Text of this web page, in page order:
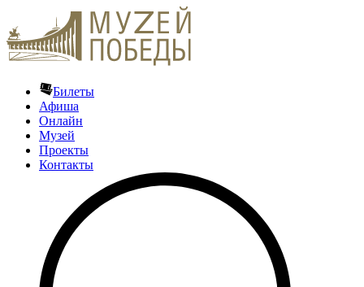
Билеты
Афиша
Онлайн
Музей
Проекты
Контакты